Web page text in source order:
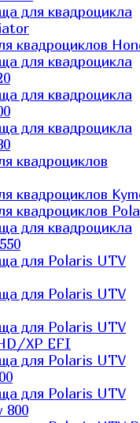
для квадроцикла
квадроциклов
для квадроцикла
для квадроцикла
для квадроцикла
квадроциклов
квадроциклов
квадроциклов
для квадроцикла
для Polaris UTV
для Polaris UTV
для Polaris UTV
XP EFI
для Polaris UTV
для Polaris UTV
800